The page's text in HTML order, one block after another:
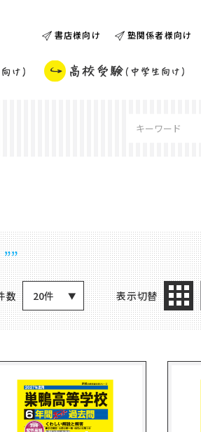
書店様向け 塾関係者様向け
””
数 20件 表示切替